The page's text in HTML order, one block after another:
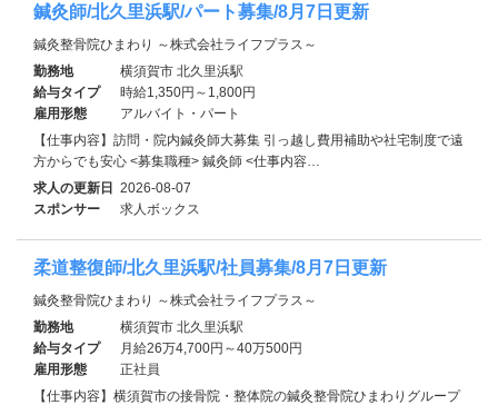
鍼灸師/北久里浜駅/パート募集/8月7日更新
鍼灸整骨院ひまわり ～株式会社ライフプラス～
勤務地
横須賀市 北久里浜駅
給与タイプ
時給1,350円～1,800円
雇用形態
アルバイト・パート
【仕事内容】訪問・院内鍼灸師大募集 引っ越し費用補助や社宅制度で遠
方からでも安心 <募集職種> 鍼灸師 <仕事内容…
求人の更新日 2026-08-07
スポンサー
求人ボックス
柔道整復師/北久里浜駅/社員募集/8月7日更新
鍼灸整骨院ひまわり ～株式会社ライフプラス～
勤務地
横須賀市 北久里浜駅
給与タイプ
月給26万4,700円～40万500円
雇用形態
正社員
【仕事内容】横須賀市の接骨院・整体院の鍼灸整骨院ひまわりグループ